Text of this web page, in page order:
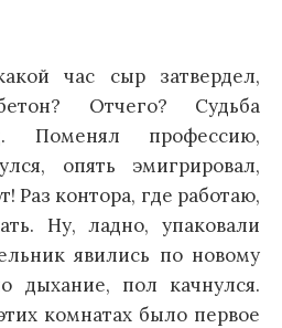
час сыр затвердел,
Отчего? Судьба
Поменял профессию,
опять эмигрировал,
Раз контора, где работаю,
Ну, ладно, упаковали
явились по новому
дыхание, пол качнулся.
комнатах было первое